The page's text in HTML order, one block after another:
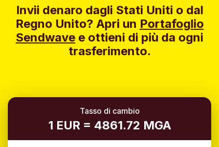
Invii denaro dagli Stati Uniti o dal
Regno Unito? Apri un Portafoglio
Sendwave e ottieni di più da ogni
trasferimento.
Tasso di cambio
1 EUR = 4861.72 MGA